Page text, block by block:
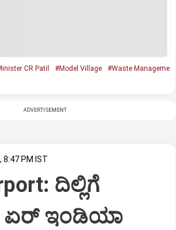
CR Patil #Model Village
#Waste Manageme
ADVERTISEMENT
8:47 PM IST
ದಿಲ್ಲಿಗೆ
ಏರ್‌ ಇಂಡಿಯಾ